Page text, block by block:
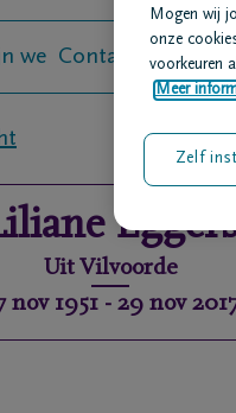
we Contact Uitvaart
Uit Vilvoorde
nov 1951- 29 nov
Mogen wij
onze
voorkeuren
Meer
Zelf